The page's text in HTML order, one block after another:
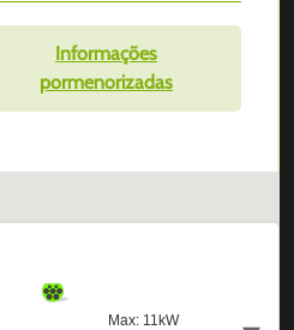
Informações
pormenorizadas